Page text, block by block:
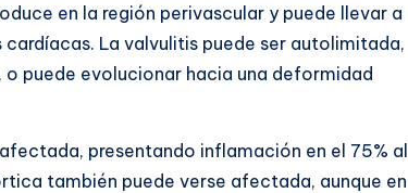
en la región perivascular y puede llevar a
La valvulitis puede ser autolimitada,
puede evolucionar hacia una deformidad
presentando inflamación en el 75% al
también puede verse afectada, aunque en